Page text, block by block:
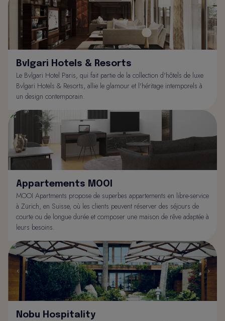
Bvlgari Hotels & Resorts
Le Bvlgari Hotel Paris, qui fait partie de la collection d'hôtels de luxe
Bvlgari Hotels & Resorts, allie le glamour et l'héritage intemporels à
un design contemporain.
Appartements MOOI
MOOI Apartments propose de superbes appartements en libre-service
à Zürich, en Suisse, où les clients peuvent réserver des séjours de
courte ou de longue durée et composer une maison de rêve adaptée à
leurs besoins.
Nobu Hospitality